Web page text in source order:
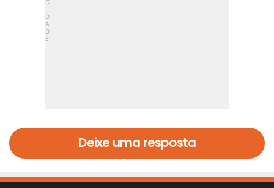
Deixe uma resposta